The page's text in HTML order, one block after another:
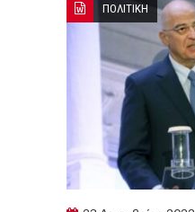
ΠΟΛΙΤΙΚΗ